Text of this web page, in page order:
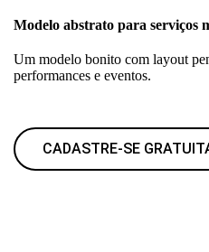
Modelo abstrato para serviços
Um modelo bonito com layout
performances e eventos.
CADASTRE-SE